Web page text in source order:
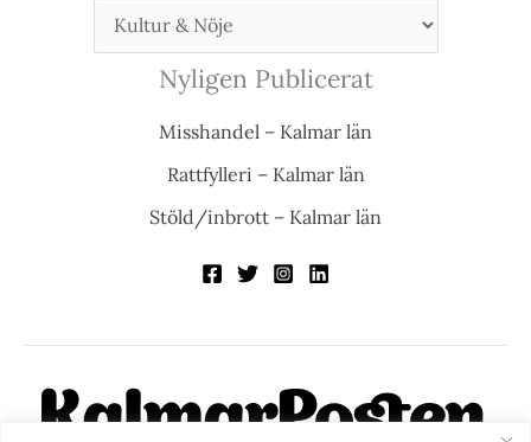
Nyligen Publicerat
Misshandel – Kalmar län
Rattfylleri – Kalmar län
Stöld/inbrott – Kalmar län